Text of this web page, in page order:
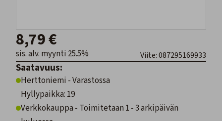
8,79 €
sis. alv. myynti 25.5% Viite: 087295169933
Saatavuus:
Herttoniemi - Varastossa
Hyllypaikka: 19
Verkkokauppa - Toimitetaan 1 - 3 arkipäivän